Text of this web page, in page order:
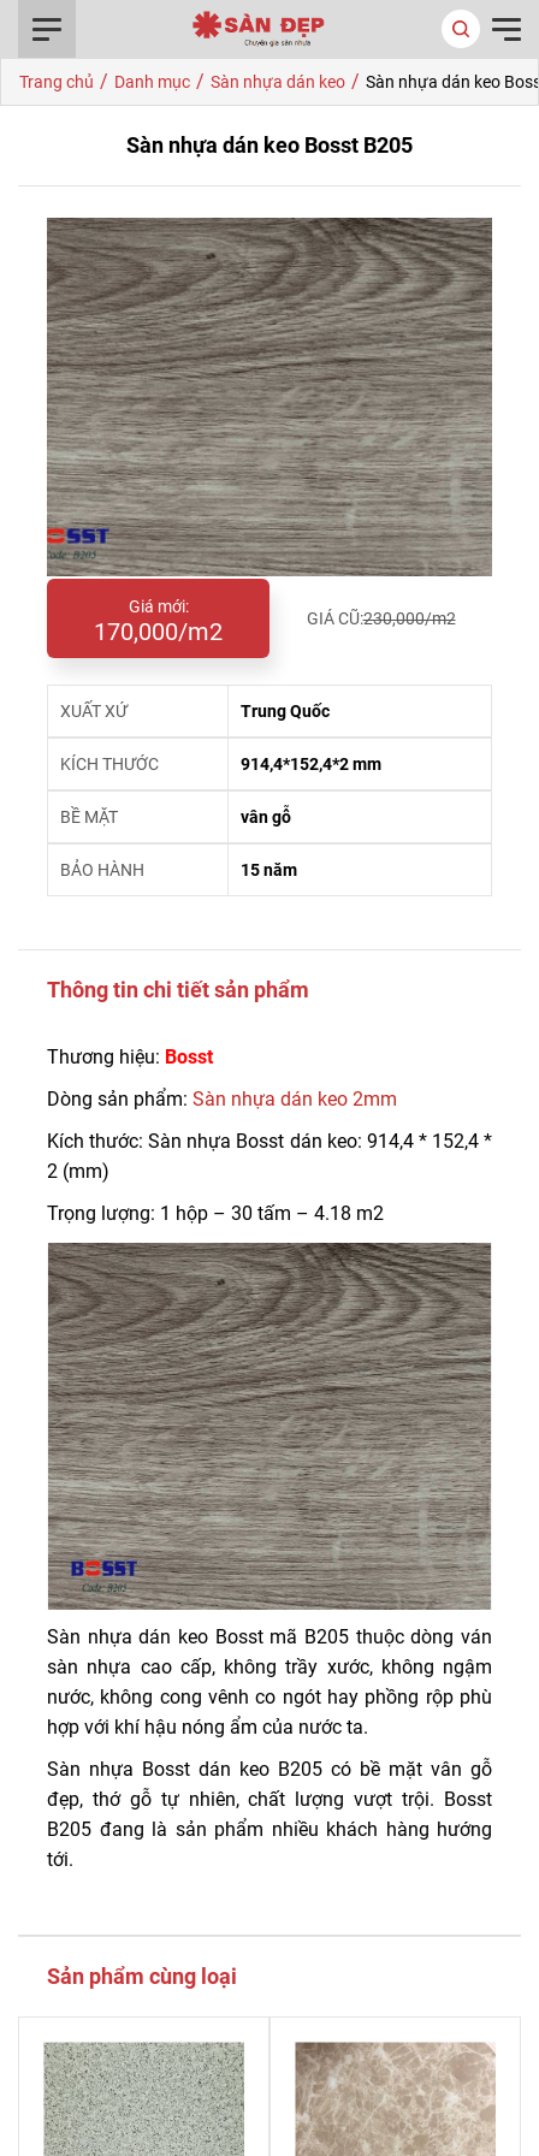
Trang chủ / Danh mục / Sàn nhựa dán keo / Sàn nhựa dán keo
Sàn nhựa dán keo Bosst B205
Giá mới:
170,000/m2 GIÁ CŨ:230,000/m2
XUẤT XỨ Trung Quốc
KÍCH THƯỚC 914,4*152,4*2 mm
BỀ MẶT vân gỗ
BẢO HÀNH 15 năm
Thông tin chi tiết sản phẩm
Thương hiệu: Bosst
Dòng sản phẩm: Sàn nhựa dán keo 2mm
Kích thước: Sàn nhựa Bosst dán keo: 914,4 * 152,4 *
2 (mm)
Trọng lượng: 1 hộp – 30 tấm – 4.18 m2
Sàn nhựa dán keo Bosst mã B205 thuộc dòng ván
sàn nhựa cao cấp, không trầy xước, không ngậm
nước, không cong vênh co ngót hay phồng rộp phù
hợp với khí hậu nóng ẩm của nước ta.
Sàn nhựa Bosst dán keo B205 có bề mặt vân gỗ
đẹp, thớ gỗ tự nhiên, chất lượng vượt trội. Bosst
B205 đang là sản phẩm nhiều khách hàng hướng
tới.
Sản phẩm cùng loại